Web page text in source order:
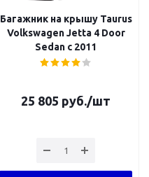
Багажник на крышу Taurus
Volkswagen Jetta 4 Door
Sedan с 2011
25 805 руб./шт